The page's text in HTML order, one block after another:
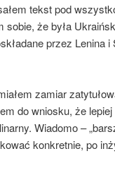
tekst pod
sobie, że była
przez Lenina
zamiar
do wniosku, że
Wiadomo –
konkretnie, po